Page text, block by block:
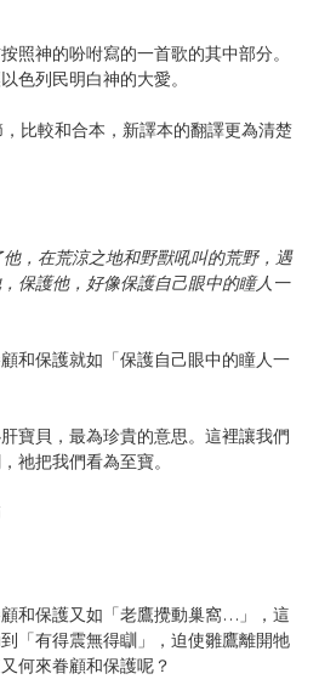
照神的吩咐寫的一首歌的其中部分。
色列民明白神的大愛。
比較和合本，新譯本的翻譯更為清楚
，在荒涼之地和野獸吼叫的荒野，遇
保護他，好像保護自己眼中的瞳人一
和保護就如「保護自己眼中的瞳人一
寶貝，最為珍貴的意思。這裡讓我們
祂把我們看為至寶。
和保護又如「老鷹攪動巢窩…」，這
「有得震無得瞓」，迫使雛鷹離開牠
何來眷顧和保護呢？